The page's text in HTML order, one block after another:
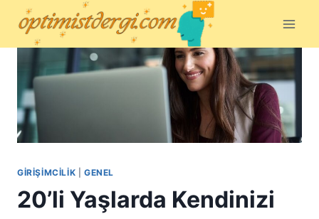
content
GIRIŞIMCILIK GENEL
20’li Yaşlarda Kendinizi